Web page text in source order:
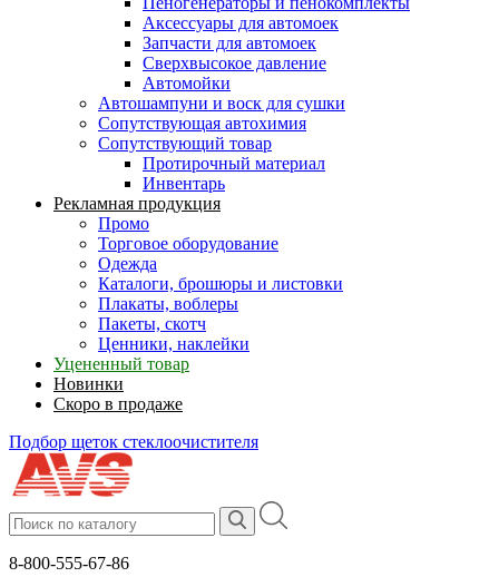
Аксессуары для автомоек
Запчасти для автомоек
Сверхвысокое давление
Автомойки
Автошампуни и воск для сушки
Сопутствующая автохимия
Сопутствующий товар
Протирочный материал
Инвентарь
Рекламная продукция
Промо
Торговое оборудование
Одежда
Каталоги, брошюры и листовки
Плакаты, воблеры
Пакеты, скотч
Ценники, наклейки
Уцененный товар
Новинки
Скоро в продаже
Подбор щеток стеклоочистителя
8-800-555-67-86